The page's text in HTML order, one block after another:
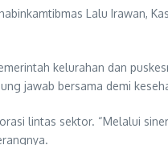
Lalu Irawan,
kelurahan dan
jawab bersama demi
lintas sektor. “Melalui